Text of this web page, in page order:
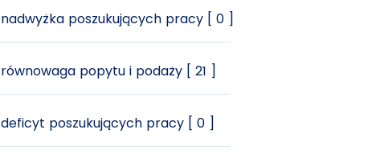
nadwyżka poszukujących pracy [ 0 ]
równowaga popytu i podaży [ 21 ]
deficyt poszukujących pracy [ 0 ]